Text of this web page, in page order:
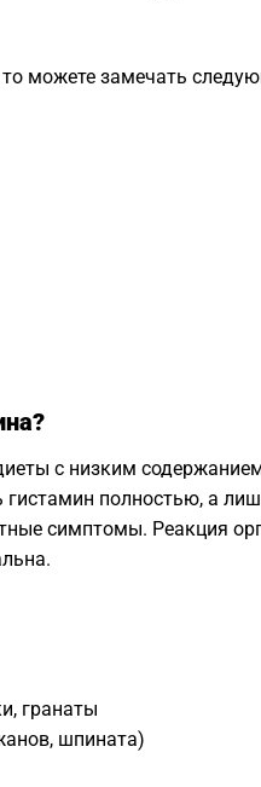
то можете замечать
с низким
полностью, а
симптомы. Реакция
гранаты
шпината)